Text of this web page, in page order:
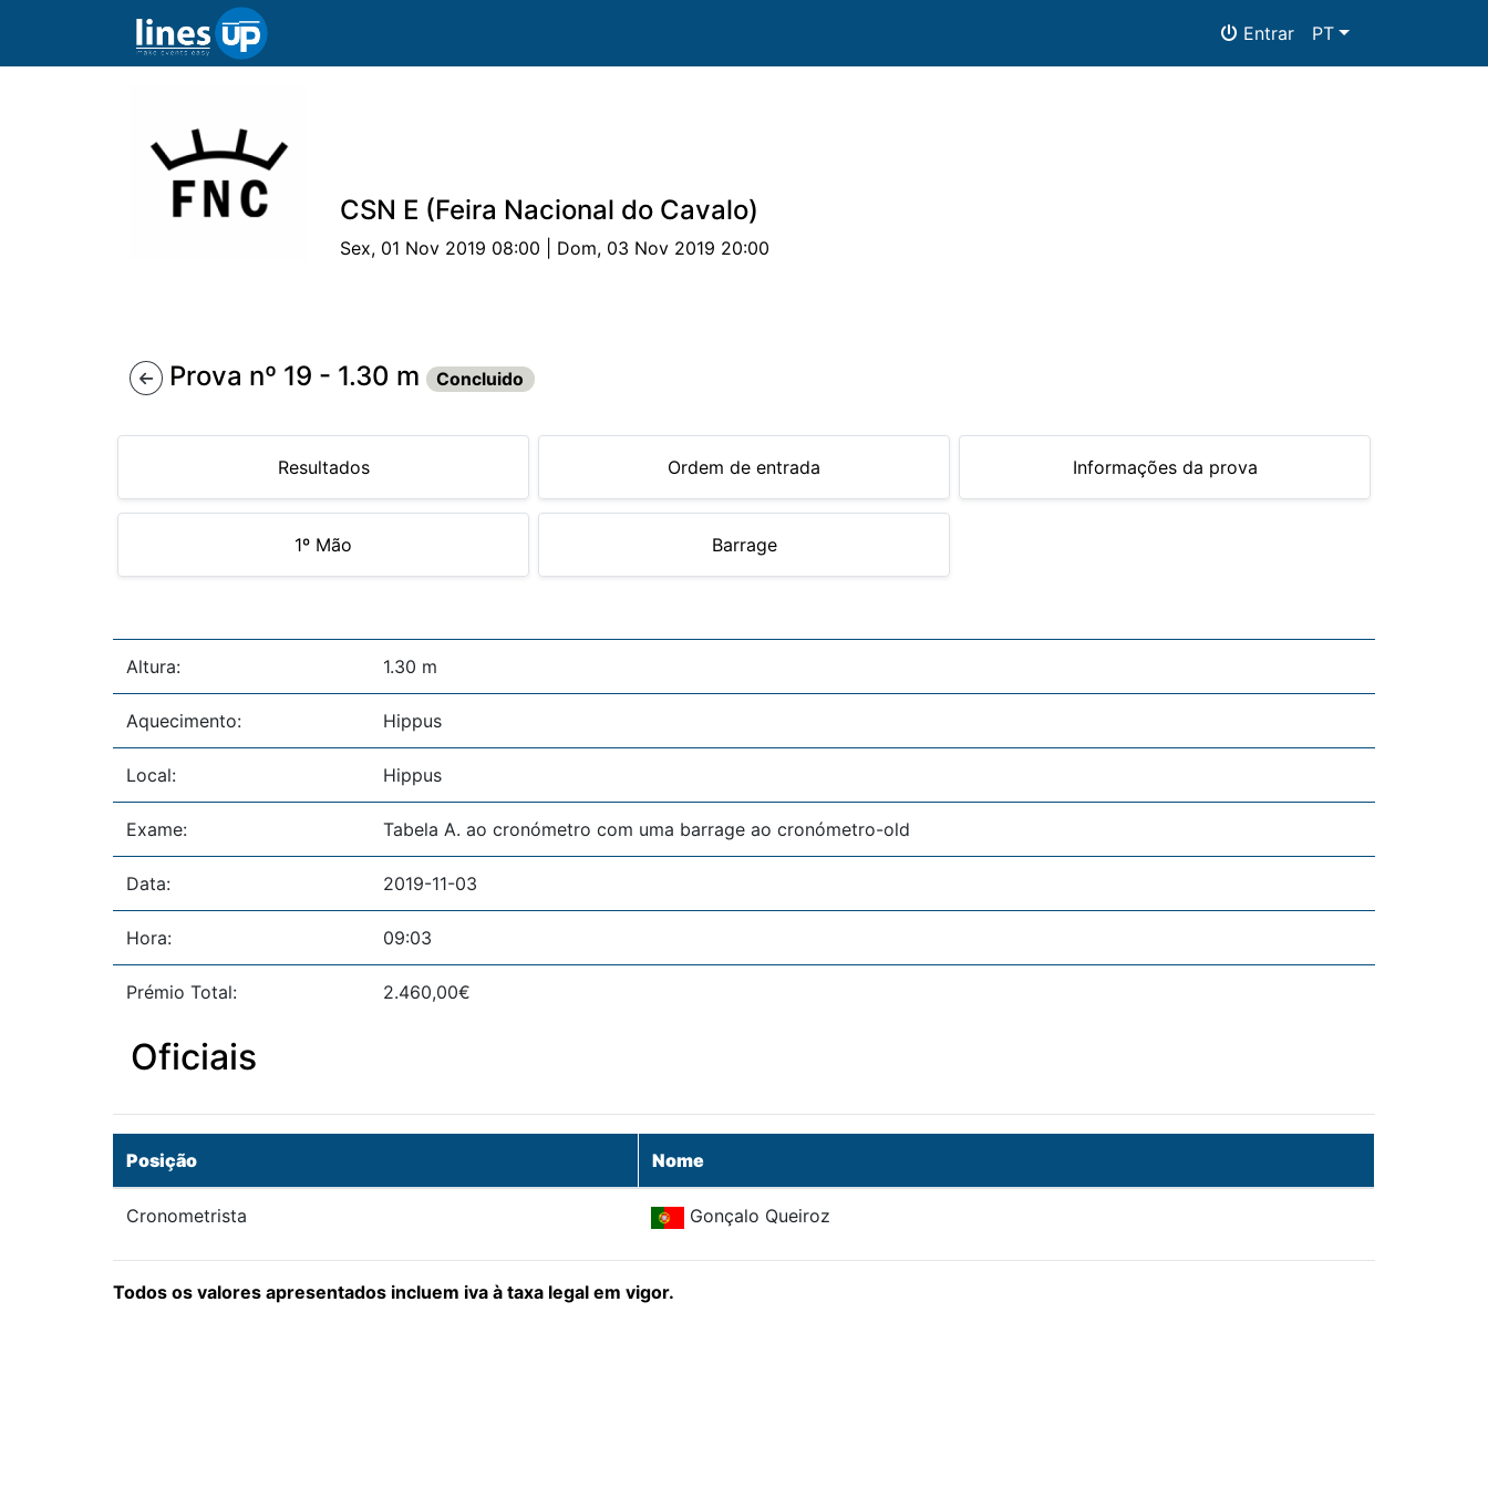
Entrar PT
CSN E (Feira Nacional do Cavalo)
Sex, 01 Nov 2019 08:00 | Dom, 03 Nov 2019 20:00
Prova nº 19 - 1.30 m Concluido
Resultados Ordem de entrada Informações da prova
1º Mão Barrage
Altura: 1.30 m
Aquecimento: Hippus
Local: Hippus
Exame: Tabela A. ao cronómetro com uma barrage ao cronómetro-old
Data: 2019-11-03
Hora: 09:03
Prémio Total: 2.460,00€
Oficiais
Posição Nome
Cronometrista Gonçalo Queiroz
Todos os valores apresentados incluem iva à taxa legal em vigor.